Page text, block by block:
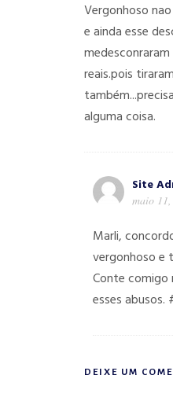
Vergonhoso
e ainda esse
reais.pois
alguma coisa.
Site
maio
Marli,
vergonhoso e
Conte
esses
DEIXE UM